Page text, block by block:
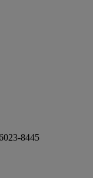
8445